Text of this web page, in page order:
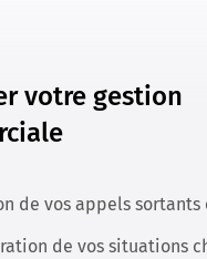
votre gestion
de vos appels
de vos situations